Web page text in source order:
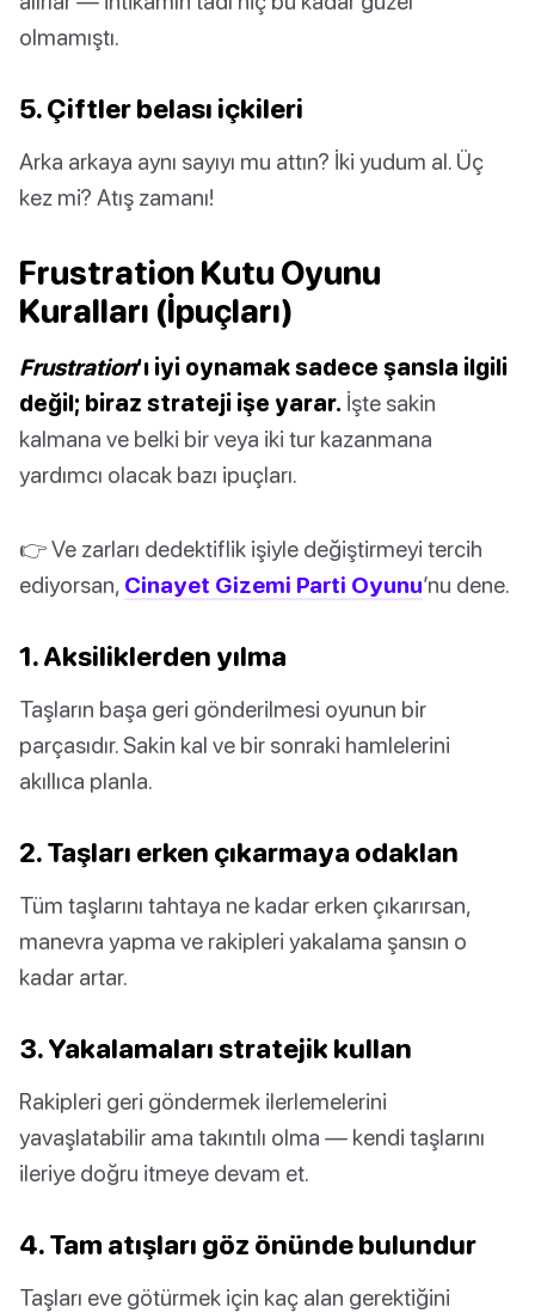
olmamıştı.
5. Çiftler belası içkileri
Arka arkaya aynı sayıyı mu attın? İki yudum al. Üç
kez mi? Atış zamanı!
Frustration Kutu Oyunu
Kuralları (İpuçları)
Frustration‘ı iyi oynamak sadece şansla ilgili
değil; biraz strateji işe yarar. İşte sakin
kalmana ve belki bir veya iki tur kazanmana
yardımcı olacak bazı ipuçları.
👉 Ve zarları dedektiflik işiyle değiştirmeyi tercih
ediyorsan, Cinayet Gizemi Parti Oyunu’nu dene.
1. Aksiliklerden yılma
Taşların başa geri gönderilmesi oyunun bir
parçasıdır. Sakin kal ve bir sonraki hamlelerini
akıllıca planla.
2. Taşları erken çıkarmaya odaklan
Tüm taşlarını tahtaya ne kadar erken çıkarırsan,
manevra yapma ve rakipleri yakalama şansın o
kadar artar.
3. Yakalamaları stratejik kullan
Rakipleri geri göndermek ilerlemelerini
yavaşlatabilir ama takıntılı olma — kendi taşlarını
ileriye doğru itmeye devam et.
4. Tam atışları göz önünde bulundur
Taşları eve götürmek için kaç alan gerektiğini